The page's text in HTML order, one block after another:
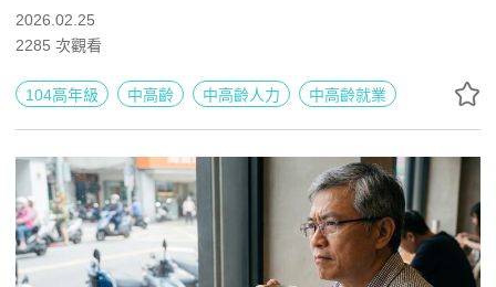
轉型，其實不是退場，而是重新選舞台。專業沒有過期，只
是需要找到更適合發揮的位置。
2026.02.25
2285 次觀看
104高年級 中高齡 中高齡人力 中高齡就業